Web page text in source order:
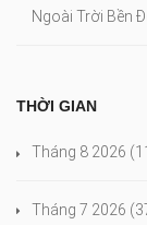
Ngoài Trời Bền
THỜI GIAN
Tháng 8 2026
Tháng 7 2026